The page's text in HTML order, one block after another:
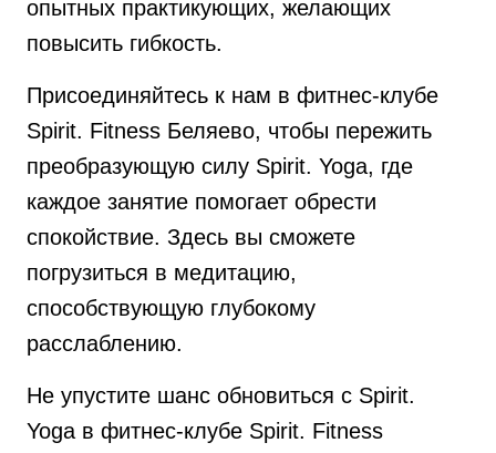
опытных практикующих, желающих
повысить гибкость.
Присоединяйтесь к нам в фитнес-клубе
Spirit. Fitness Беляево, чтобы пережить
преобразующую силу Spirit. Yoga, где
каждое занятие помогает обрести
спокойствие. Здесь вы сможете
погрузиться в медитацию,
способствующую глубокому
расслаблению.
Не упустите шанс обновиться с Spirit.
Yoga в фитнес-клубе Spirit. Fitness